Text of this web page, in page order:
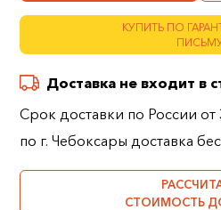
КУПИТЬ ПО
Доставка не входит в
Срок доставки по России
по г. Чебоксары доставка
СТОИМОСТЬ